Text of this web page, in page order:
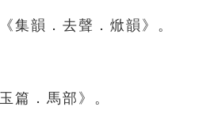
集韻．去聲．焮韻》。
篇．馬部》。